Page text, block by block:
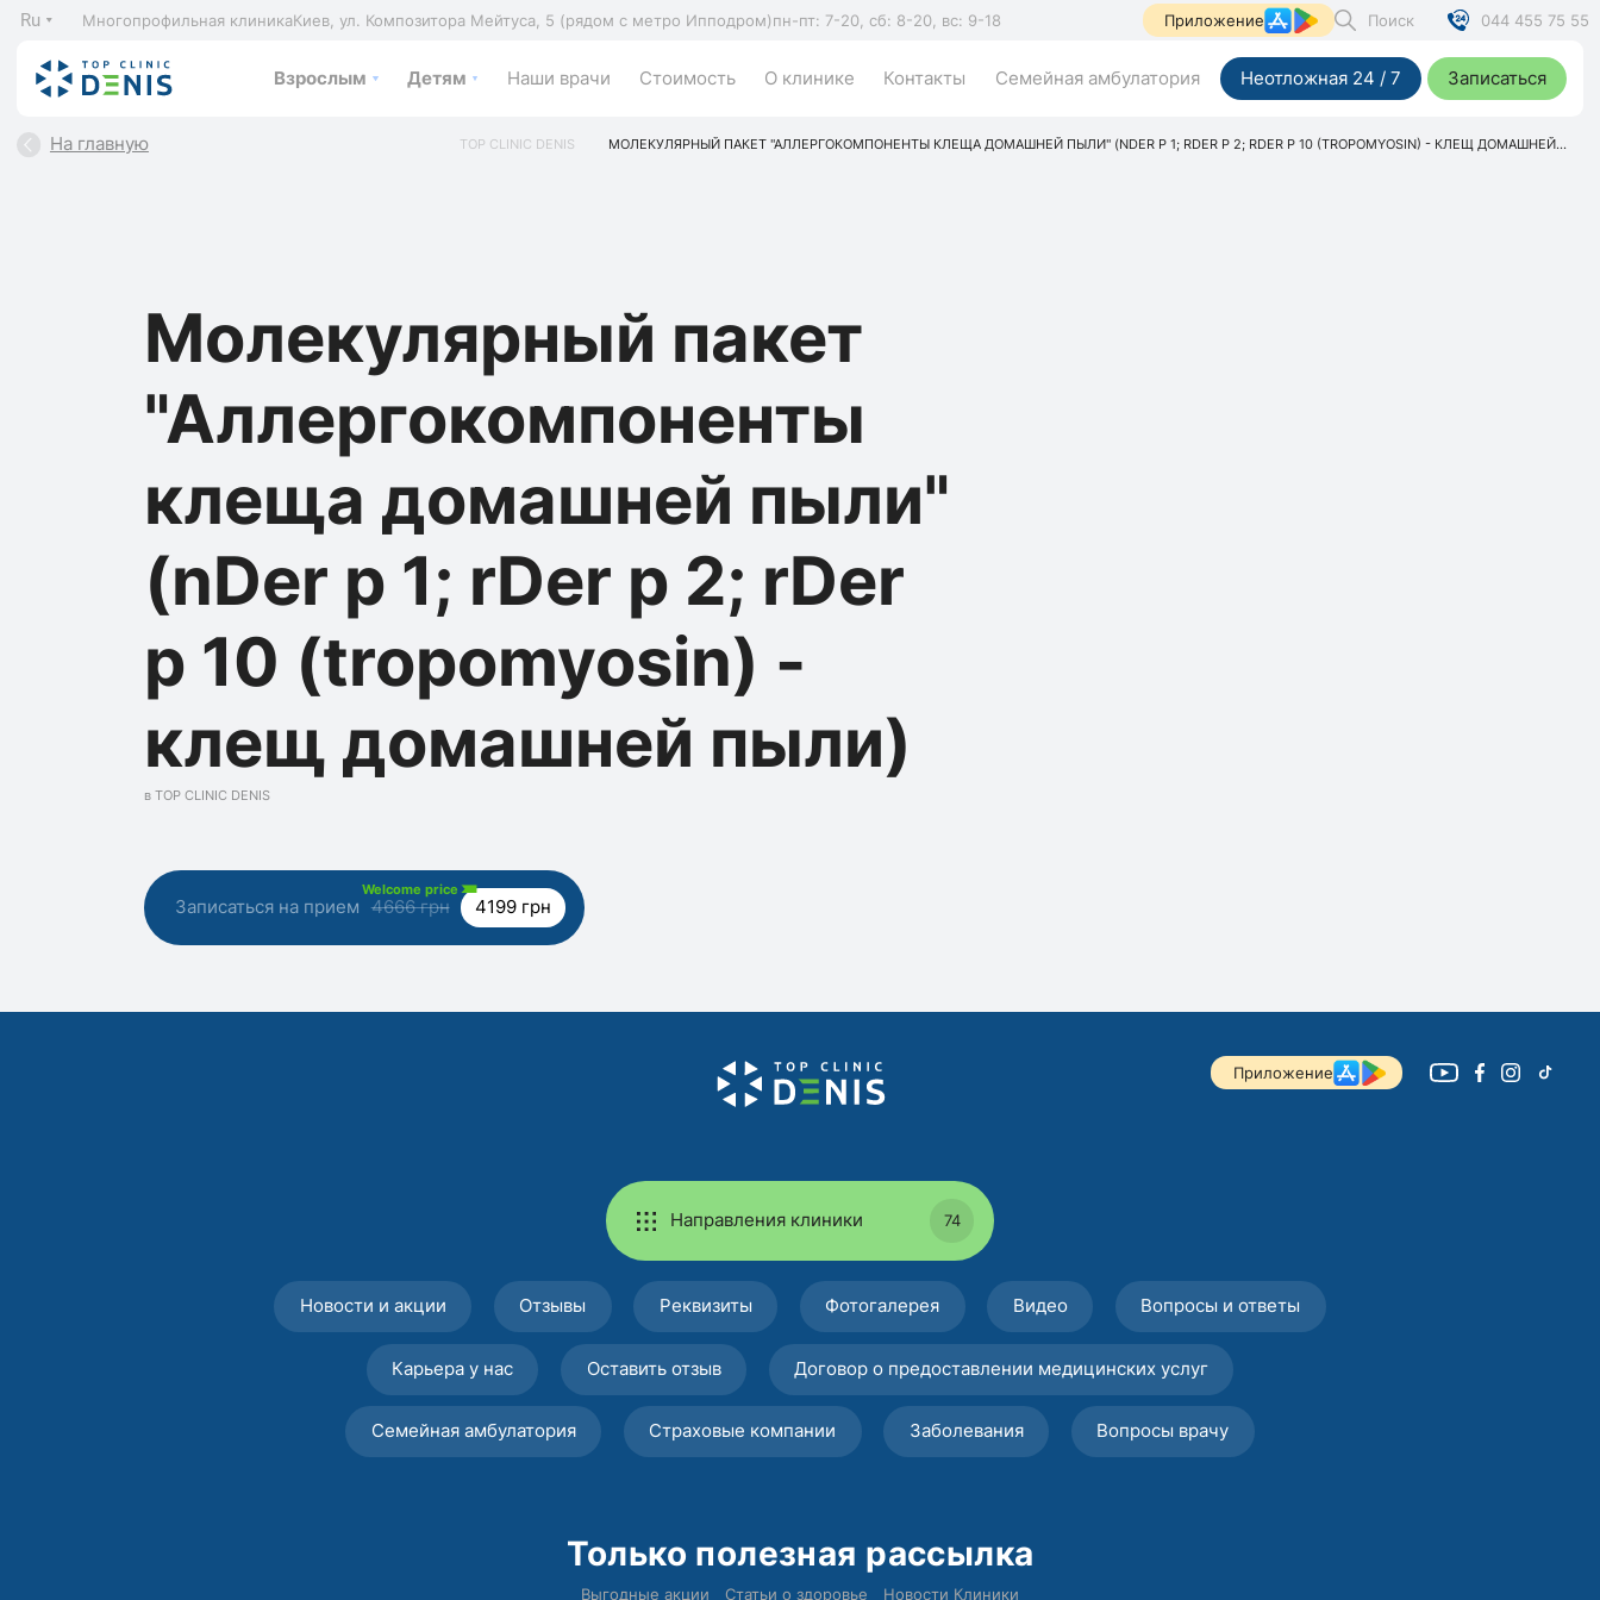
Ru Многопрофильная клиникаКиев, ул. Композитора Мейтуса, 5 (рядом с метро Ипподром)пн-пт: 7-20, сб: 8-20, вс: 9-18 Приложение Поиск 044 455 75 55
Взрослым Детям Наши врачи Стоимость О клинике Контакты Семейная амбулатория Неотложная 24 / 7 Записаться
На главную TOP CLINIC DENIS МОЛЕКУЛЯРНЫЙ ПАКЕТ "АЛЛЕРГОКОМПОНЕНТЫ КЛЕЩА ДОМАШНЕЙ ПЫЛИ" (NDER P 1; RDER P 2; RDER P 10 (TROPOMYOSIN) - КЛЕЩ ДОМАШНЕЙ...
Молекулярный пакет
"Аллергокомпоненты
клеща домашней пыли"
(nDer p 1; rDer p 2; rDer
p 10 (tropomyosin) -
клещ домашней пыли)
в TOP CLINIC DENIS
Записаться на прием
Welcome price
4666 грн 4199 грн
Приложение
Направления клиники 74
Новости и акции Отзывы Реквизиты Фотогалерея Видео Вопросы и ответы
Карьера у нас Оставить отзыв Договор о предоставлении медицинских услуг
Семейная амбулатория Страховые компании Заболевания Вопросы врачу
Только полезная рассылка
Выгодные акции Статьи о здоровье Новости Клиники